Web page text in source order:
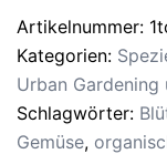
Artikelnummer:
Kategorien:
Urban
Schlagwörter:
Gemüse,